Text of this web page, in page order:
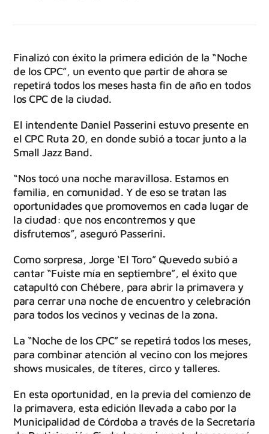
Finalizó con éxito la primera edición de la “Noche
de los CPC”, un evento que partir de ahora se
repetirá todos los meses hasta fin de año en todos
los CPC de la ciudad.
El intendente Daniel Passerini estuvo presente en
el CPC Ruta 20, en donde subió a tocar junto a la
Small Jazz Band.
“Nos tocó una noche maravillosa. Estamos en
familia, en comunidad. Y de eso se tratan las
oportunidades que promovemos en cada lugar de
la ciudad: que nos encontremos y que
disfrutemos”, aseguró Passerini.
Como sorpresa, Jorge ‘El Toro” Quevedo subió a
cantar “Fuiste mía en septiembre”, el éxito que
catapultó con Chébere, para abrir la primavera y
para cerrar una noche de encuentro y celebración
para todos los vecinos y vecinas de la zona.
La “Noche de los CPC” se repetirá todos los meses,
para combinar atención al vecino con los mejores
shows musicales, de títeres, circo y talleres.
En esta oportunidad, en la previa del comienzo de
la primavera, esta edición llevada a cabo por la
Municipalidad de Córdoba a través de la Secretaría